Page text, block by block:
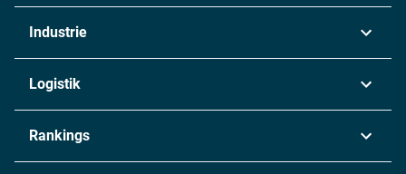
Industrie
Chemie
Logistik
Rankings